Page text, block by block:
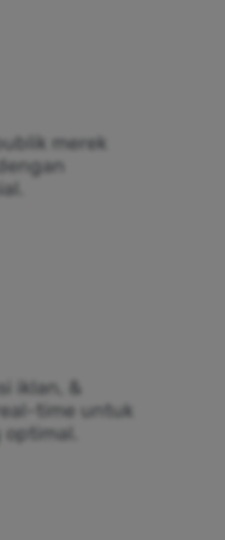
merek
iklan, &
time untuk